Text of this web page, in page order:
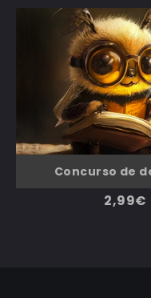
Concurso de
2,99€